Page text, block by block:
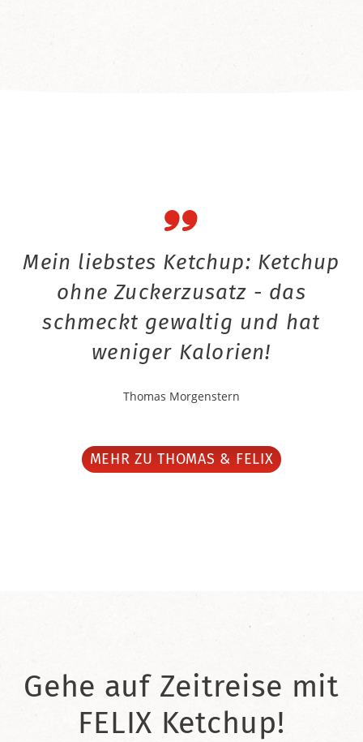
Mein liebstes Ketchup: Ketchup
ohne Zuckerzusatz - das
schmeckt gewaltig und hat
weniger Kalorien!
Thomas Morgenstern
MEHR ZU THOMAS & FELIX
Gehe auf Zeitreise mit
FELIX Ketchup!